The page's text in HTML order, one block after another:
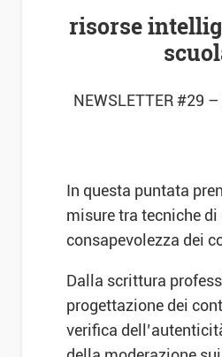
risorse
NEWSLETTER #29
In questa puntata
misure tra tecniche
consapevolezza dei
Dalla scrittura
progettazione dei
verifica